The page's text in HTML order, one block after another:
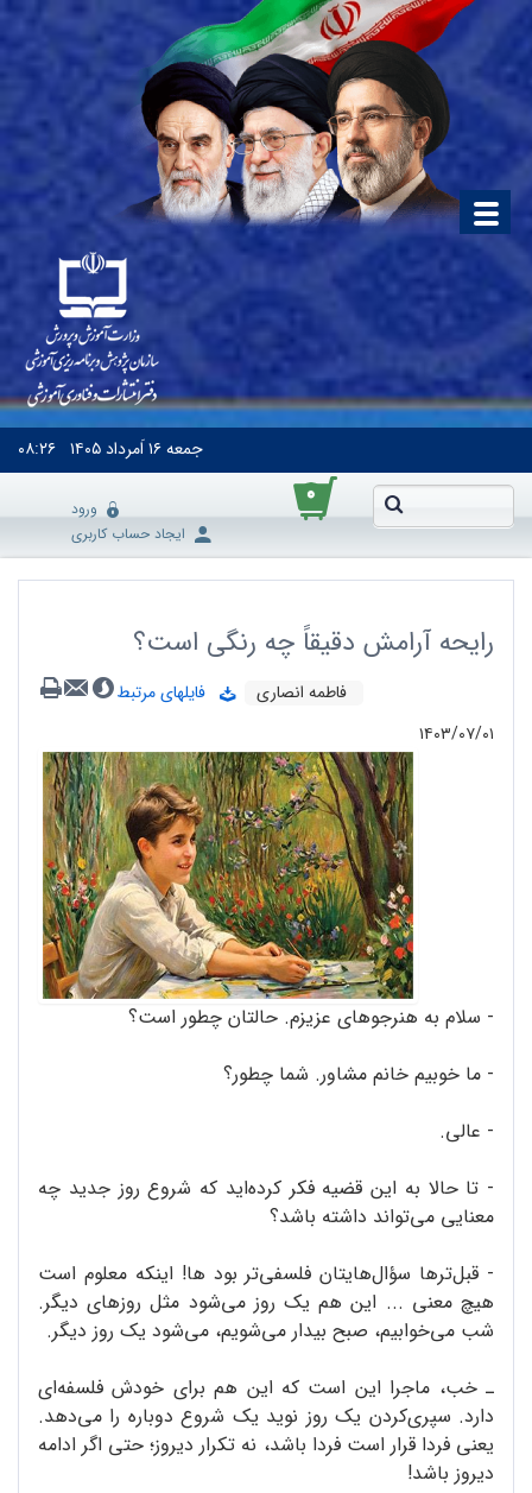
جمعه۱۶ اَمرداد ۱۴۰۵ ۰۸:۲۶
۰
ورود
ایجاد حساب کاربری
رایحه آرامش دقیقاً چه رنگی است؟
فاطمه انصاری
فایلهای مرتبط
۱۴۰۳/۰۷/۰۱
- سلام به هنرجوهای عزیزم. حالتان چطور است؟
- ما خوبیم خانم مشاور. شما چطور؟
- عالی.
- تا حالا به این قضیه فکر کرده‌اید که شروع روز جدید چه
معنایی می‌تواند داشته باشد؟
- قبل‌‌ترها سؤال‌هایتان فلسفی‌تر بود ها! اینکه معلوم است
هیچ معنی ... این هم یک روز می‌شود مثل روزهای دیگر.
شب می‌خوابیم، صبح بیدار می‌شویم، می‌شود یک روز دیگر.
ـ خب، ماجرا این است که این هم برای خودش فلسفه‌ای
دارد. سپری‌کردن یک روز نوید یک شروع دوباره را می‌دهد.
یعنی فردا قرار است فردا باشد، نه تکرار دیروز؛ حتی اگر ادامه
دیروز باشد!